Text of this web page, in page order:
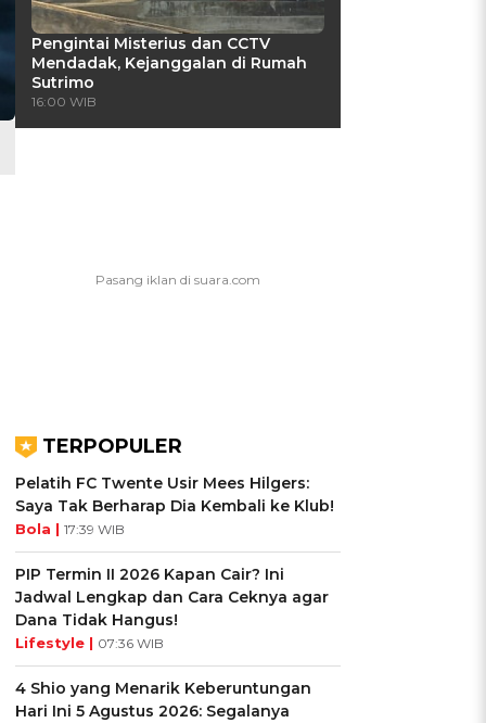
Pengintai Misterius dan CCTV
Mendadak, Kejanggalan di Rumah
Sutrimo
16:00 WIB
TERPOPULER
Pelatih FC Twente Usir Mees Hilgers:
Saya Tak Berharap Dia Kembali ke Klub!
Bola | 17:39 WIB
PIP Termin II 2026 Kapan Cair? Ini
Jadwal Lengkap dan Cara Ceknya agar
Dana Tidak Hangus!
Lifestyle | 07:36 WIB
4 Shio yang Menarik Keberuntungan
Hari Ini 5 Agustus 2026: Segalanya